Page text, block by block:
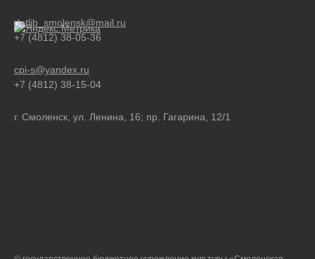
detlib_smolensk@mail.ru
+7 (4812) 38-05-36
cpi-s@yandex.ru
+7 (4812) 38-15-04
г. Смоленск, ул. Ленина, 16; пр. Гагарина, 12/1